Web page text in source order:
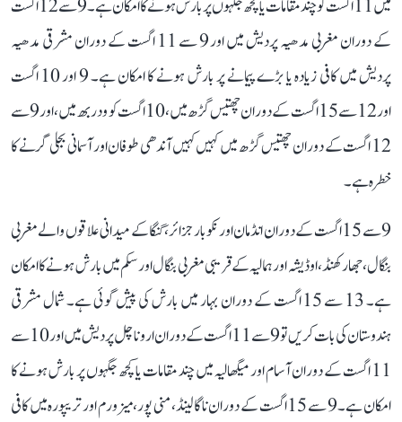
میں 11 اگست کو چند مقامات یا کچھ جگہوں پر بارش ہونے کا امکان ہے۔ 9 سے 12 اگست
کے دوران مغربی مدھیہ پردیش میں اور 9 سے 11 اگست کے دوران مشرقی مدھیہ
پردیش میں کافی زیادہ یا بڑے پیمانے پر بارش ہونے کا امکان ہے۔ 9 اور 10 اگست
اور 12 سے 15 اگست کے دوران چھتیس گڑھ میں، 10 اگست کو ودربھ میں، اور 9 سے
12 اگست کے دوران چھتیس گڑھ میں کہیں کہیں آندھی طوفان اور آسمانی بجلی گرنے کا
خطرہ ہے۔
9 سے 15 اگست کے دوران انڈمان اور نکوبار جزائر، گنگا کے میدانی علاقوں والے مغربی
بنگال، جھارکھنڈ، اوڈیشہ اور ہمالیہ کے قریبی مغربی بنگال اور سکم میں بارش ہونے کا امکان
ہے۔ 13 سے 15 اگست کے دوران بہار میں بارش کی پیش گوئی ہے۔ شمال مشرقی
ہندوستان کی بات کریں تو 9 سے 11 اگست کے دوران اروناچل پردیش میں اور 10 سے
11 اگست کے دوران آسام اور میگھالیہ میں چند مقامات یا کچھ جگہوں پر بارش ہونے کا
امکان ہے۔ 9 سے 15 اگست کے دوران ناگالینڈ، منی پور، میزورم اور تریپورہ میں کافی